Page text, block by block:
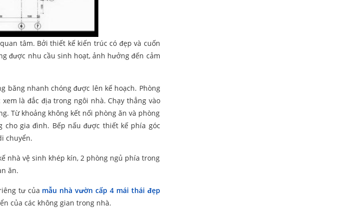
tâm. Bởi thiết kế kiến trúc có đẹp và cuốn
được nhu cầu sinh hoạt, ảnh hưởng đến cảm
băng nhanh chóng được lên kế hoạch. Phòng
là đắc địa trong ngôi nhà. Chạy thẳng vào
Từ khoảng không kết nối phòng ăn và phòng
gia đình. Bếp nấu được thiết kế phía góc
chuyển.
nhà vệ sinh khép kín, 2 phòng ngủ phía trong
ăn.
tư của mẫu nhà vườn cấp 4 mái thái đẹp
của các không gian trong nhà.